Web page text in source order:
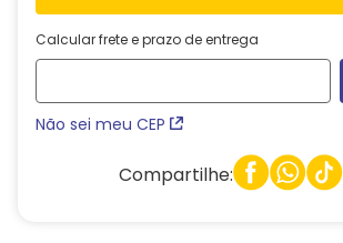
Calcular frete e prazo de entrega
Não sei meu CEP
Compartilhe: